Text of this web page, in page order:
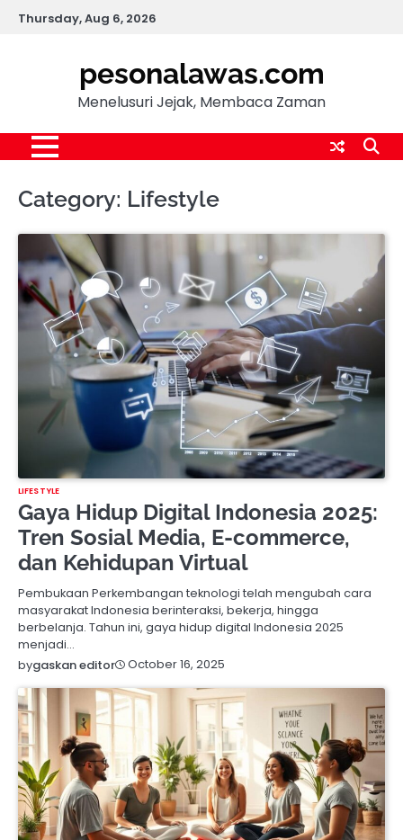
SkipThursday, Aug 6, 2026
pesonalawas.com
Menelusuri Jejak, Membaca Zaman
Category: Lifestyle
LIFESTYLE
Gaya Hidup Digital Indonesia 2025:
Tren Sosial Media, E-commerce,
dan Kehidupan Virtual
Pembukaan Perkembangan teknologi telah mengubah cara
masyarakat Indonesia berinteraksi, bekerja, hingga
berbelanja. Tahun ini, gaya hidup digital Indonesia 2025
menjadi…
bygaskan editor October 16, 2025